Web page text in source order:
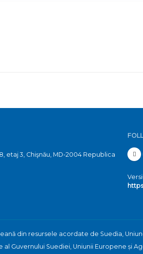
etaj 3, Chişnău, MD-2004 Republica
din resursele acordate de Suedia,
Guvernului Suediei, Uniunii Europene și